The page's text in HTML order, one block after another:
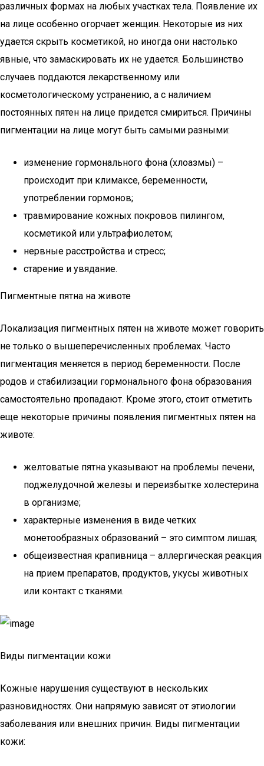
различных формах на любых участках тела. Появление их
на лице особенно огорчает женщин. Некоторые из них
удается скрыть косметикой, но иногда они настолько
явные, что замаскировать их не удается. Большинство
случаев поддаются лекарственному или
косметологическому устранению, а с наличием
постоянных пятен на лице придется смириться. Причины
пигментации на лице могут быть самыми разными:
изменение гормонального фона (хлоазмы) –
происходит при климаксе, беременности,
употреблении гормонов;
травмирование кожных покровов пилингом,
косметикой или ультрафиолетом;
нервные расстройства и стресс;
старение и увядание.
Пигментные пятна на животе
Локализация пигментных пятен на животе может говорить
не только о вышеперечисленных проблемах. Часто
пигментация меняется в период беременности. После
родов и стабилизации гормонального фона образования
самостоятельно пропадают. Кроме этого, стоит отметить
еще некоторые причины появления пигментных пятен на
животе:
желтоватые пятна указывают на проблемы печени,
поджелудочной железы и переизбытке холестерина
в организме;
характерные изменения в виде четких
монетообразных образований – это симптом лишая;
общеизвестная крапивница – аллергическая реакция
на прием препаратов, продуктов, укусы животных
или контакт с тканями.
Виды пигментации кожи
Кожные нарушения существуют в нескольких
разновидностях. Они напрямую зависят от этиологии
заболевания или внешних причин. Виды пигментации
кожи: